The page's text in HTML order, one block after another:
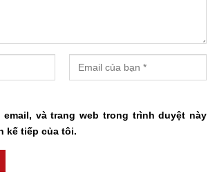
và trang web trong trình duyệt này
kế tiếp của tôi.